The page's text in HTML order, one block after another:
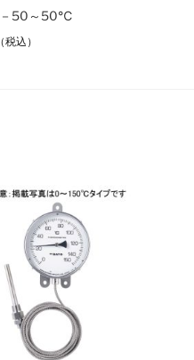
（税込）
50～50℃